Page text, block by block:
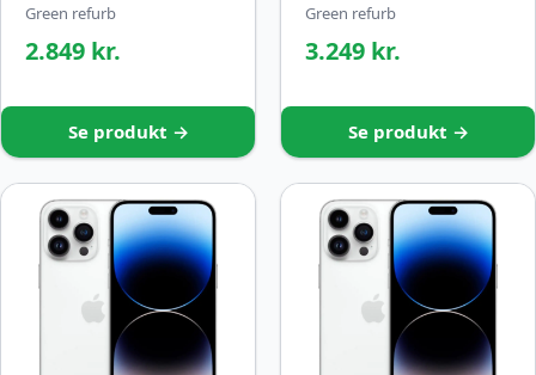
Green refurb
2.849 kr.
Se produkt →
Green refurb
3.249 kr.
Se produkt →